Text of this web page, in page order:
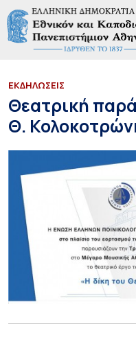
ΕΚΔΗΛΩΣΕΙΣ
Θεατρική
Θ.